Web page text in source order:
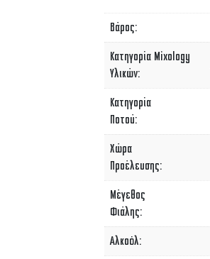
Βάρος
Κατηγορία Mixology
Υλικών
Κατηγορία
Ποτού
Χώρα
Προέλευσης
Μέγεθος
Φιάλης
Αλκοόλ